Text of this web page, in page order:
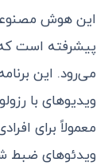
این هوش
پیشرفته است که
می‌رود. این
معمولاً برای
ویدئوهای ضبط‌